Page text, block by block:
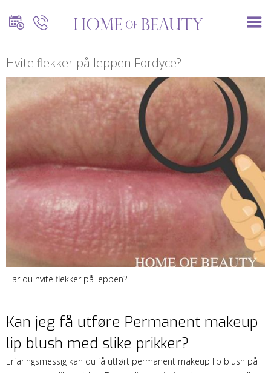
Hvite flekker på leppen Fordyce?
Har du hvite flekker på leppen?
Kan jeg få utføre Permanent makeup
lip blush med slike prikker?
Erfaringsmessig kan du få utført permanent makeup lip blush på